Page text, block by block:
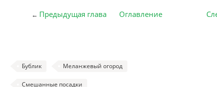
← Предыдущая глава Оглавление
Бублик Меланжевый огород
Смешанные посадки